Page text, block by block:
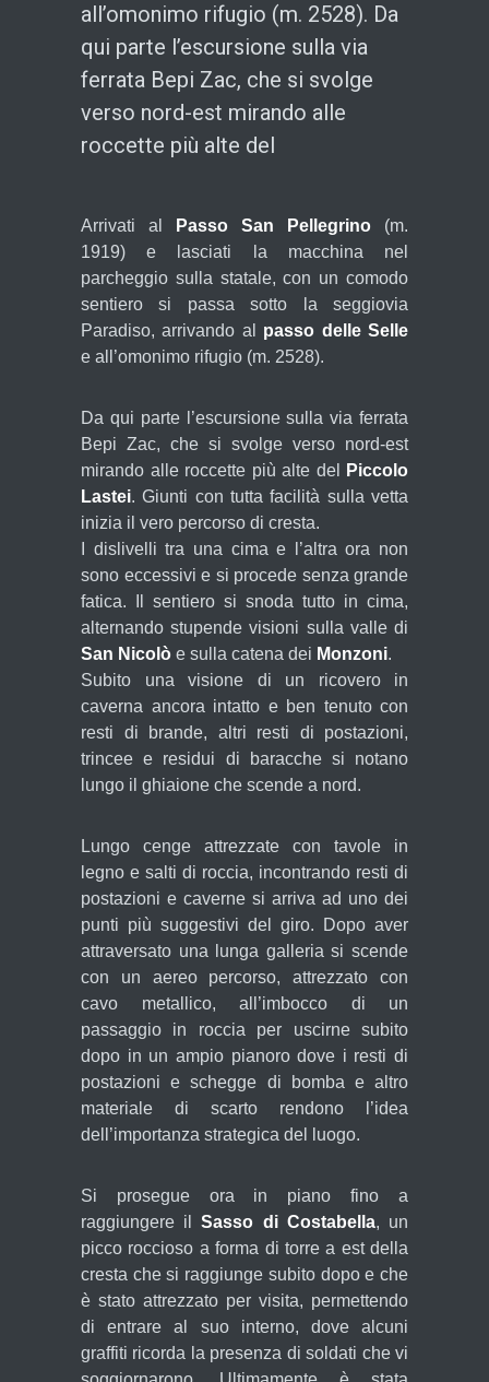
all’omonimo rifugio (m. 2528). Da
qui parte l’escursione sulla via
ferrata Bepi Zac, che si svolge
verso nord-est mirando alle
roccette più alte del
Arrivati al Passo San Pellegrino (m.
1919) e lasciati la macchina nel
parcheggio sulla statale, con un comodo
sentiero si passa sotto la seggiovia
Paradiso, arrivando al passo delle Selle
e all’omonimo rifugio (m. 2528).
Da qui parte l’escursione sulla via ferrata
Bepi Zac, che si svolge verso nord-est
mirando alle roccette più alte del
Piccolo
Lastei. Giunti con tutta facilità sulla vetta
inizia il vero percorso di cresta.
I dislivelli tra una cima e l’altra ora non
sono eccessivi e si procede senza grande
fatica. Il sentiero si snoda tutto in cima,
alternando stupende visioni sulla valle di
San Nicolò e sulla catena dei Monzoni.
Subito una visione di un ricovero in
caverna ancora intatto e ben tenuto con
resti di brande, altri resti di postazioni,
trincee e residui di baracche si notano
lungo il ghiaione che scende a nord.
Lungo cenge attrezzate con tavole in
legno e salti di roccia, incontrando resti di
postazioni e caverne si arriva ad uno dei
punti più suggestivi del giro. Dopo aver
attraversato una lunga galleria si scende
con un aereo percorso, attrezzato con
cavo metallico, all’imbocco di un
passaggio in roccia per uscirne subito
dopo in un ampio pianoro dove i resti di
postazioni e schegge di bomba e altro
materiale di scarto rendono l’idea
dell’importanza strategica del luogo.
Si prosegue ora in piano fino a
raggiungere ilSasso di Costabella, un
picco roccioso a forma di torre a est della
cresta che si raggiunge subito dopo e che
è stato attrezzato per visita, permettendo
di entrare al suo interno, dove alcuni
graffiti ricorda la presenza di soldati che vi